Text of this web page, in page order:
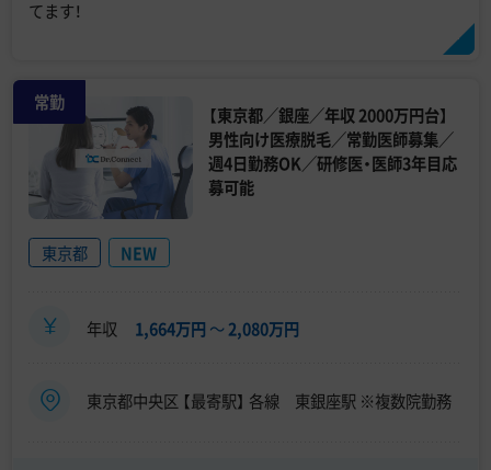
てます！
常勤
【東京都／銀座／年収 2000万円台】
男性向け医療脱毛／常勤医師募集／
週4日勤務OK／研修医・医師3年目応
募可能
東京都 NEW
年収 1,664万円 〜2,080万円
東京都中央区 【最寄駅】 各線 東銀座駅 ※複数院勤務